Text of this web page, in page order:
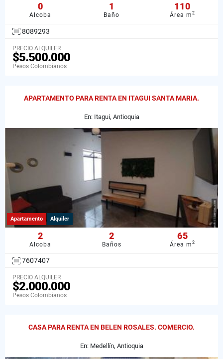
0
Alcoba
1
Baño
110
Área m2
8089293
PRECIO ALQUILER
$5.500.000
Pesos Colombianos
APARTAMENTO PARA RENTA EN ITAGUI SANTA MARIA.
En: Itagui, Antioquia
Apartamento Alquiler
2
Alcoba
2
Baños
65
Área m2
7607407
PRECIO ALQUILER
$2.000.000
Pesos Colombianos
CASA PARA RENTA EN BELEN ROSALES. COMERCIO.
En: Medellín, Antioquia